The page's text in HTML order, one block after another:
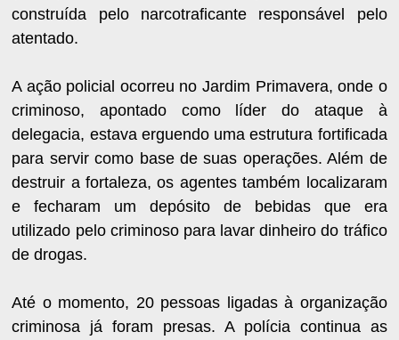
construída pelo narcotraficante responsável pelo
atentado.
A ação policial ocorreu no Jardim Primavera, onde o
criminoso, apontado como líder do ataque à
delegacia, estava erguendo uma estrutura fortificada
para servir como base de suas operações. Além de
destruir a fortaleza, os agentes também localizaram
e fecharam um depósito de bebidas que era
utilizado pelo criminoso para lavar dinheiro do tráfico
de drogas.
Até o momento, 20 pessoas ligadas à organização
criminosa já foram presas. A polícia continua as